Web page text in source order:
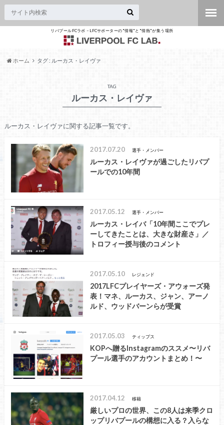
リバプールFCラボ – LFCサポーターの"情報"と"情熱"が集う場所
ホーム タグ : ルーカス・レイヴァ
TAG
ルーカス・レイヴァ
ルーカス・レイヴァに関する記事一覧です。
2017.07.20 選手・メンバー
ルーカス・レイヴァが過ごしたリバプ
ールでの10年間
2017.05.12 選手・メンバー
ルーカス・レイバ「10年間ここでプレ
ーしてきたことは、大きな財産さ」／
トロフィー授与後のコメント
2017.05.10 レジェンド
2017LFCプレイヤーズ・アウォーズ発
表！マネ、ルーカス、ジャン、アーノ
ルド、ウッドバーンらが受賞
2017.05.03 ティップス
KOPへ贈るInstagramのススメ〜リバ
プール選手のアカウントまとめ！〜
2017.04.12 移籍
厳しいプロの世界、この8人は来季クロ
ップリバプールの構想に入る？入らな